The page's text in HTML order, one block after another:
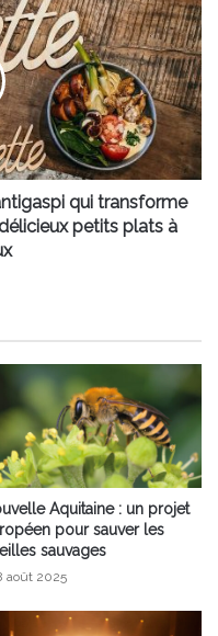
qui transforme
petits plats à
Aquitaine : un projet
pour sauver les
sauvages
août 2025